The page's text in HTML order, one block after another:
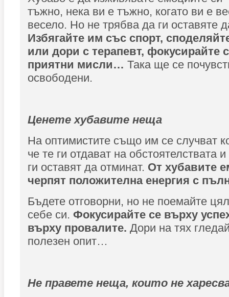
тъжно, нека ви е тъжно, когато ви е
весело. Но не трябва да ги оставяте
Избягайте им със спорт,
или дори с терапевт, фокусирайте
приятни мисли… Така ще се
освободени.
Ценете хубавите неща
На оптимистите също им се случват
че те ги отдават на обстоятелствата
ги оставят да отминат. От хубавите
черпят положителна енергия с
Бъдете отговорни, но не поемайте
себе си. Фокусирайте се върху
върху провалите. Дори на тях
полезен опит…
Не правете неща, които не